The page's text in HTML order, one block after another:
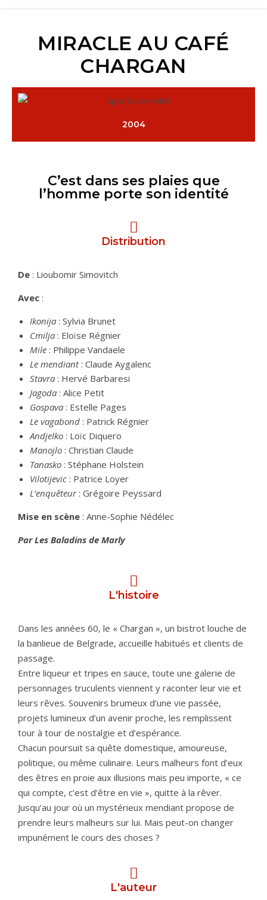
MIRACLE AU CAFÉ
CHARGAN
2004
C’est dans ses plaies que
l’homme porte son identité
Distribution
De : Lioubomir Simovitch
Avec :
Ikonija : Sylvia Brunet
Cmilja : Eloïse Régnier
Mile : Philippe Vandaele
Le mendiant: Claude Aygalenc
Stavra : Hervé Barbaresi
Jagoda : Alice Petit
Gospava : Estelle Pages
Le vagabond : Patrick Régnier
Andjelko : Loïc Diquero
Manojlo : Christian Claude
Tanasko : Stéphane Holstein
Vilotijevic : Patrice Loyer
L’enquêteur: Grégoire Peyssard
Mise en scène : Anne-Sophie Nédélec
Par Les Baladins de Marly
L'histoire
Dans les années 60, le « Chargan », un bistrot louche de
la banlieue de Belgrade, accueille habitués et clients de
passage.
Entre liqueur et tripes en sauce, toute une galerie de
personnages truculents viennent y raconter leur vie et
leurs rêves. Souvenirs brumeux d’une vie passée,
projets lumineux d’un avenir proche, les remplissent
tour à tour de nostalgie et d’espérance.
Chacun poursuit sa quête domestique, amoureuse,
politique, ou même culinaire. Leurs malheurs font d’eux
des êtres en proie aux illusions mais peu importe, « ce
qui compte, c’est d’être en vie », quitte à la rêver.
Jusqu’au jour où un mystérieux mendiant propose de
prendre leurs malheurs sur lui. Mais peut-on changer
impunément le cours des choses ?
L'auteur